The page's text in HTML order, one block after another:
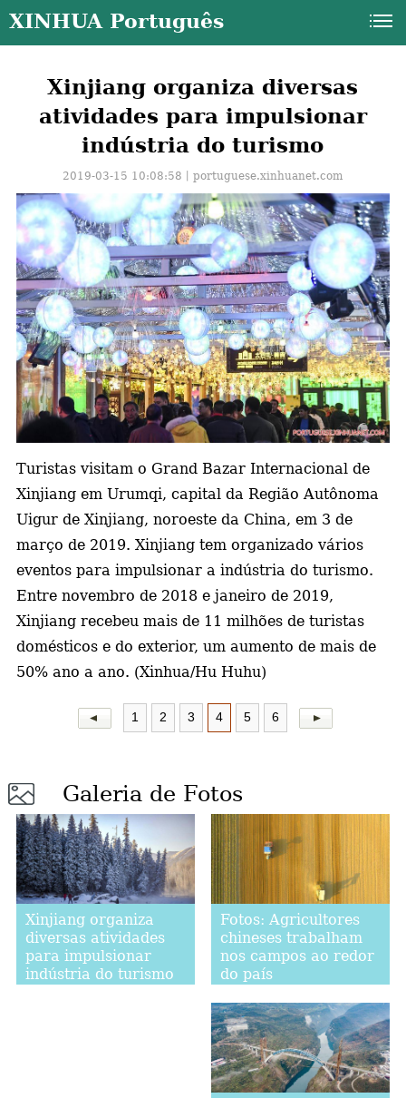
XINHUA Português
Xinjiang organiza diversas
atividades para impulsionar
indústria do turismo
2019-03-15 10:08:58丨portuguese.xinhuanet.com
Turistas visitam o Grand Bazar Internacional de
Xinjiang em Urumqi, capital da Região Autônoma
Uigur de Xinjiang, noroeste da China, em 3 de
março de 2019. Xinjiang tem organizado vários
eventos para impulsionar a indústria do turismo.
Entre novembro de 2018 e janeiro de 2019,
Xinjiang recebeu mais de 11 milhões de turistas
domésticos e do exterior, um aumento de mais de
50% ano a ano. (Xinhua/Hu Huhu)
1 2 3 4 5 6
Galeria de Fotos
Xinjiang organiza
diversas atividades
para impulsionar
indústria do turismo
Fotos: Agricultores
chineses trabalham
nos campos ao redor
do país